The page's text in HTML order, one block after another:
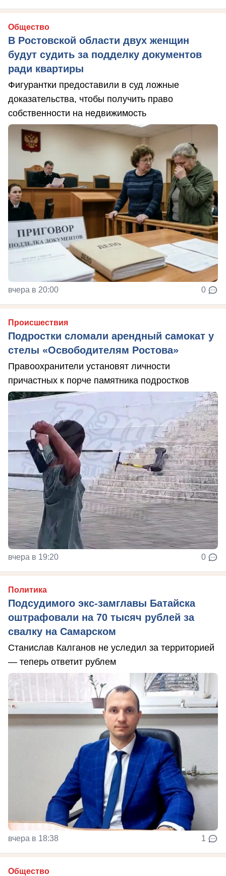
Общество
В Ростовской области двух женщин
будут судить за подделку документов
ради квартиры
Фигурантки предоставили в суд ложные
доказательства, чтобы получить право
собственности на недвижимость
вчера в 20:00 0
Происшествия
Подростки сломали арендный самокат у
стелы «Освободителям Ростова»
Правоохранители установят личности
причастных к порче памятника подростков
вчера в 19:20 0
Политика
Подсудимого экс-замглавы Батайска
оштрафовали на 70 тысяч рублей за
свалку на Самарском
Станислав Калганов не уследил за территорией
— теперь ответит рублем
вчера в 18:38 1
Общество